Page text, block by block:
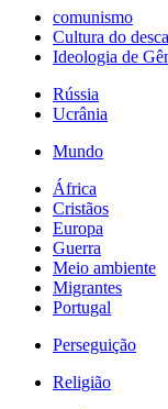
comunismo
Cultura do
Ideologia de
Rússia
Ucrânia
Mundo
África
Cristãos
Europa
Guerra
Meio ambiente
Migrantes
Portugal
Perseguição
Religião